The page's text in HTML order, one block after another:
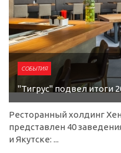
СОБЫТИЯ
"Тигрус" подвел итоги
Ресторанный холдинг
представлен 40
и Якутске: ...